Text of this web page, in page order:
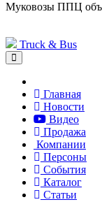
Муковозы ППЦ
Truck & Bus
Главная
Новости
Видео
Продажа
Компании
Персоны
События
Каталог
Статьи